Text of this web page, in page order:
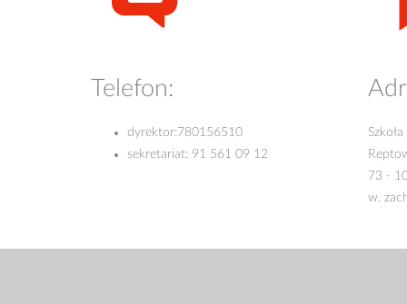
Telefon:
dyrektor:780156510
sekretariat: 91 561 09 12
73 -
w.